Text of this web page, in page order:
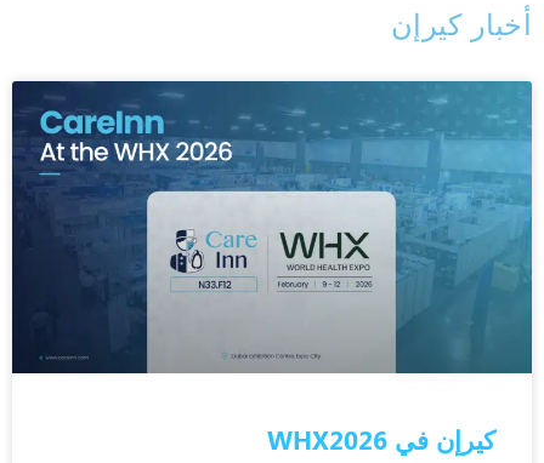
أخبار كيرإن
كيرإن في WHX2026